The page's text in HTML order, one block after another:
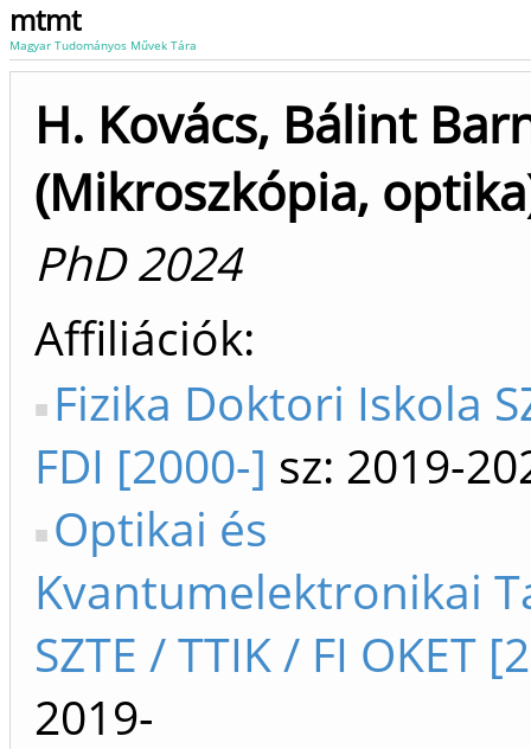
mtmt
Magyar Tudományos Művek Tára
H. Kovács, Bálint
(Mikroszkópia,
PhD 2024
Affiliációk
Fizika Doktori Iskola
FDI [2000-] sz: 2019-
Optikai és
Kvantumelektronikai
SZTE / TTIK / FI OKET
2019-